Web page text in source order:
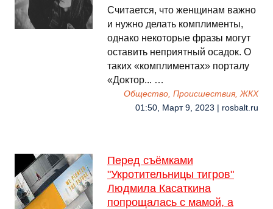
Считается, что женщинам важно
и нужно делать комплименты,
однако некоторые фразы могут
оставить неприятный осадок. О
таких «комплиментах» порталу
«Доктор... …
Общество, Происшествия, ЖКХ
01:50, Март 9, 2023 | rosbalt.ru
Перед съёмками
"Укротительницы тигров"
Людмила Касаткина
попрощалась с мамой, а